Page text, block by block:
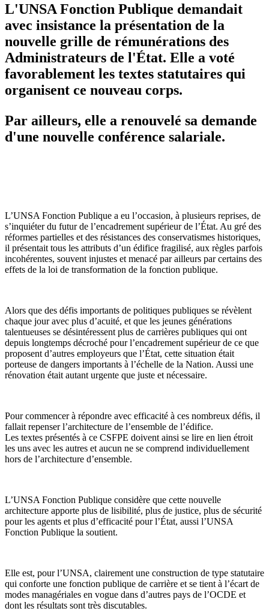
L'UNSA Fonction Publique demandait
avec insistance la présentation de la
nouvelle grille de rémunérations des
Administrateurs de l'État. Elle a voté
favorablement les textes statutaires qui
organisent ce nouveau corps.
Par ailleurs, elle a renouvelé sa demande
d'une nouvelle conférence salariale.
L’UNSA Fonction Publique a eu l’occasion, à plusieurs reprises, de
s’inquiéter du futur de l’encadrement supérieur de l’État. Au gré des
réformes partielles et des résistances des conservatismes historiques,
il présentait tous les attributs d’un édifice fragilisé, aux règles parfois
incohérentes, souvent injustes et menacé par ailleurs par certains des
effets de la loi de transformation de la fonction publique.
Alors que des défis importants de politiques publiques se révèlent
chaque jour avec plus d’acuité, et que les jeunes générations
talentueuses se désintéressent plus de carrières publiques qui ont
depuis longtemps décroché pour l’encadrement supérieur de ce que
proposent d’autres employeurs que l’État, cette situation était
porteuse de dangers importants à l’échelle de la Nation. Aussi une
rénovation était autant urgente que juste et nécessaire.
Pour commencer à répondre avec efficacité à ces nombreux défis, il
fallait repenser l’architecture de l’ensemble de l’édifice.
Les textes présentés à ce CSFPE doivent ainsi se lire en lien étroit
les uns avec les autres et aucun ne se comprend individuellement
hors de l’architecture d’ensemble.
L’UNSA Fonction Publique considère que cette nouvelle
architecture apporte plus de lisibilité, plus de justice, plus de sécurité
pour les agents et plus d’efficacité pour l’État, aussi l’UNSA
Fonction Publique la soutient.
Elle est, pour l’UNSA, clairement une construction de type statutaire
qui conforte une fonction publique de carrière et se tient à l’écart de
modes managériales en vogue dans d’autres pays de l’OCDE et
dont les résultats sont très discutables.